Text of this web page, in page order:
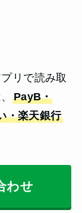
リで読み取
PayB・
・楽天銀行
わせ